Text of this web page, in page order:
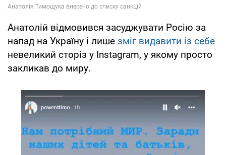
Анатолій відмовився засуджувати Росію за
напад на Україну і лише зміг видавити із себе
невеликий сторіз у Instagram, у якому просто
закликав до миру.